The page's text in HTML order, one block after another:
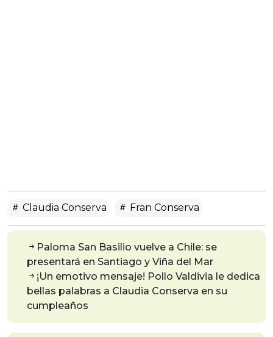
Claudia Conserva Fran Conserva
Paloma San Basilio vuelve a Chile: se
presentará en Santiago y Viña del Mar
¡Un emotivo mensaje! Pollo Valdivia le dedica
bellas palabras a Claudia Conserva en su
cumpleaños